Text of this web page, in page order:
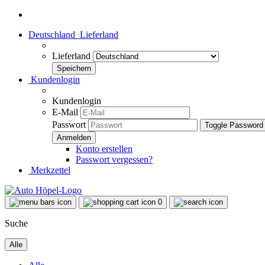
Deutschland Lieferland
Lieferland
Kundenlogin
Kundenlogin
E-Mail
Passwort
Toggle
Konto erstellen
Passwort vergessen?
Merkzettel
0
Suche
Alle